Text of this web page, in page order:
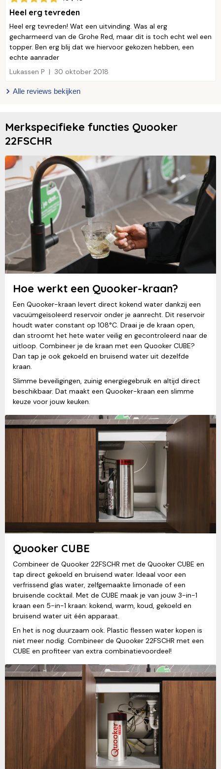
Heel erg tevreden
Heel erg tevreden! Wat een uitvinding. Was al erg
gecharmeerd van de Grohe Red, maar dit is toch echt wel een
topper. Ben erg blij dat we hiervoor gekozen hebben, een
echte aanrader
Lukassen P
30 oktober 2018
Alle reviews bekijken
Merkspecifieke functies Quooker
22FSCHR
Hoe werkt een Quooker-kraan?
Een Quooker-kraan levert direct kokend water dankzij een
vacuümgeïsoleerd reservoir onder je aanrecht. Dit reservoir
houdt water constant op 108°C. Draai je de kraan open,
dan stroomt het hete water veilig en gecontroleerd naar de
uitloop. Combineer je de kraan met een Quooker CUBE?
Dan tap je ook gekoeld en bruisend water uit dezelfde
kraan.
Slimme beveiligingen, zuinig energiegebruik en altijd direct
beschikbaar. Dat maakt een Quooker-kraan een slimme
keuze voor jouw keuken.
Quooker CUBE
Combineer de Quooker 22FSCHR met de Quooker CUBE en
tap direct gekoeld en bruisend water. Ideaal voor een
verfrissend glas water, zelfgemaakte limonade of een
bruisende cocktail. Met de CUBE maak je van jouw 3-in-1
kraan een 5-in-1 kraan: kokend, warm, koud, gekoeld en
bruisend water uit één apparaat.
En het is nog duurzaam ook. Plastic flessen water kopen is
niet meer nodig. Combineer de Quooker 22FSCHR met een
CUBE en profiteer van extra combinatievoordeel!